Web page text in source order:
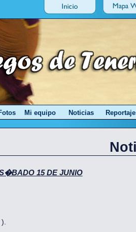
15 DE JUNIO
Mi equipo Noticias